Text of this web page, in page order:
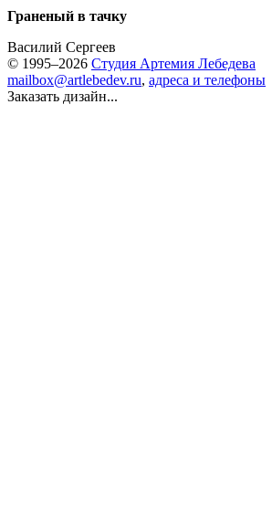
Граненый в тачку
Василий Сергеев
© 1995–2026 Студия Артемия Лебедева
mailbox@artlebedev.ru, адреса и телефоны
Заказать дизайн...